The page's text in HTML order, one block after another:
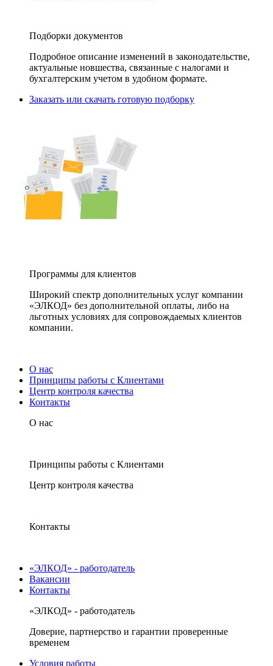
Подборки документов
Подробное описание изменений в законодательстве,
актуальные новшества, связанные с налогами и
бухгалтерским учетом в удобном формате.
Заказать или скачать готовую подборку
Программы для клиентов
Широкий спектр дополнительных услуг компании
«ЭЛКОД» без дополнительной оплаты, либо на
льготных условиях для сопровождаемых клиентов
компании.
О нас
Принципы работы с Клиентами
Центр контроля качества
Контакты
О нас
Принципы работы с Клиентами
Центр контроля качества
Контакты
«ЭЛКОД» - работодатель
Вакансии
Контакты
«ЭЛКОД» - работодатель
Доверие, партнерство и гарантии проверенные
временем
Условия работы